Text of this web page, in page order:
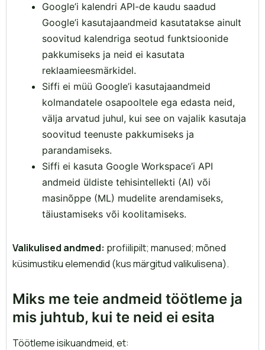
Google’i kalendri API-de kaudu saadud
Google’i kasutajaandmeid kasutatakse ainult
soovitud kalendriga seotud funktsioonide
pakkumiseks ja neid ei kasutata
reklaamieesmärkidel.
Siffi ei müü Google’i kasutajaandmeid
kolmandatele osapooltele ega edasta neid,
välja arvatud juhul, kui see on vajalik kasutaja
soovitud teenuste pakkumiseks ja
parandamiseks.
Siffi ei kasuta Google Workspace’i API
andmeid üldiste tehisintellekti (AI) või
masinõppe (ML) mudelite arendamiseks,
täiustamiseks või koolitamiseks.
Valikulised andmed: profiilipilt; manused; mõned
küsimustiku elemendid (kus märgitud valikulisena).
Miks me teie andmeid töötleme ja
mis juhtub, kui te neid ei esita
Töötleme isikuandmeid, et: